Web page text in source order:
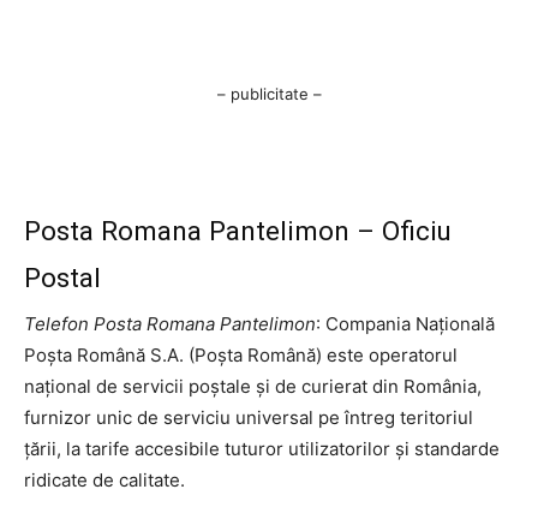
– publicitate –
Posta Romana Pantelimon – Oficiu
Postal
Telefon Posta Romana Pantelimon: Compania Națională
Poșta Română S.A. (Poșta Română) este operatorul
național de servicii poștale și de curierat din România,
furnizor unic de serviciu universal pe întreg teritoriul
țării, la tarife accesibile tuturor utilizatorilor și standarde
ridicate de calitate.